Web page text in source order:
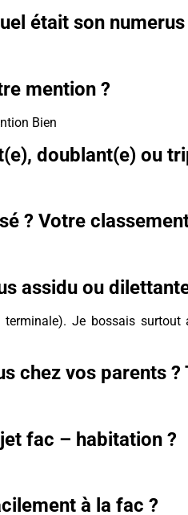
était son
mention ?
Bien
doublant(e) ou
? Votre
assidu ou
Je bossais
chez vos parents
fac – habitation ?
à la fac ?